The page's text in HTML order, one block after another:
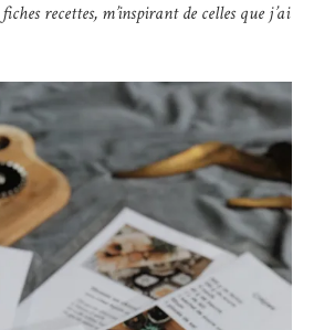
fiches recettes, m’inspirant de celles que j’ai